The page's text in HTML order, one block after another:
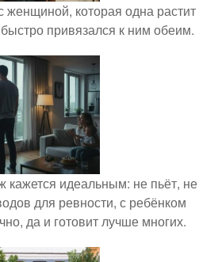
которая одна растит
привязался к ним обеим.
идеальным: не пьёт, не
для ревности, с ребёнком
да и готовит лучше многих.